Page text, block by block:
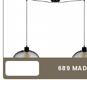
Prix
689 MAD